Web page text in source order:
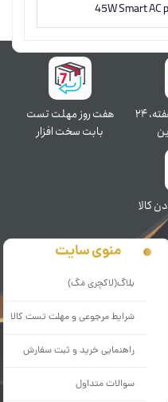
45W Smart AC
منوی سایت
بلاگ(لاکچری مَگ)
شرایط مرجوعی و مهلت تست کالا
راهنمایی خرید و ثبت سفارش
سوالات متداول
پشتیبانی ۷ روز ﻫﻔﺘﻪ، ۲۴
هفت روز مهلت تست
بابت سخت افزار
ﮐﺎﻟﺎ